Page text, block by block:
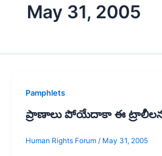
May 31, 2005
Pamphlets
ప్రాణాలు పోయేదాకా ఈ
Human Rights Forum / May 31, 2005